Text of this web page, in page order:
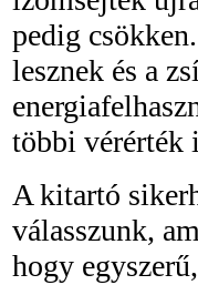
pedig
lesznek és a
többi vérérték
A kitartó
válasszunk,
hogy